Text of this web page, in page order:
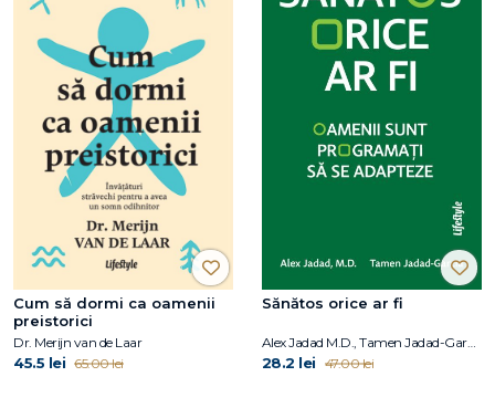
Cum să dormi ca oamenii
preistorici
Dr. Merijn van de Laar
45.5 lei 65.00 lei
Sănătos orice ar fi
Alex Jadad M.D., Tamen Jadad-Garcia
28.2 lei 47.00 lei